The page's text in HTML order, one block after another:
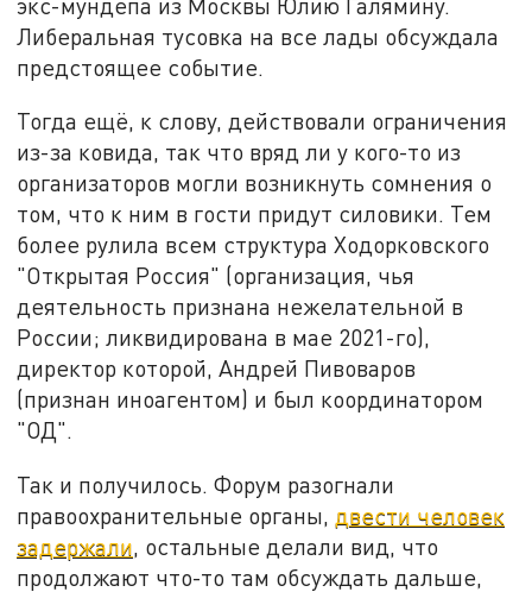
Либеральная тусовка на все лады обсуждала
предстоящее событие.
Тогда ещё, к слову, действовали ограничения
из-за ковида, так что вряд ли у кого-то из
организаторов могли возникнуть сомнения о
том, что к ним в гости придут силовики. Тем
более рулила всем структура Ходорковского
"Открытая Россия" (организация, чья
деятельность признана нежелательной в
России; ликвидирована в мае 2021-го),
директор которой, Андрей Пивоваров
(признан иноагентом) и был координатором
"ОД".
Так и получилось. Форум разогнали
правоохранительные органы, двести человек
задержали, остальные делали вид, что
продолжают что-то там обсуждать дальше,